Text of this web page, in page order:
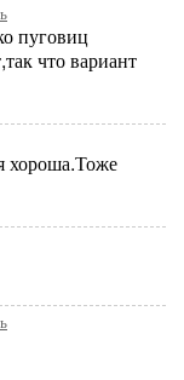
пуговиц
что вариант
хороша.Тоже